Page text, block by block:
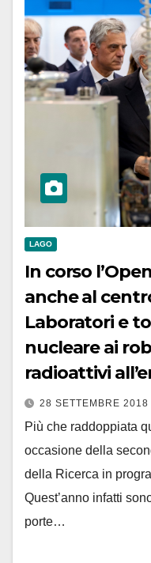
LAGO
In corso
anche al
Laboratori e
nucleare ai robot, dai rifiuti
radioattivi
28 SETTEMBRE 2018
Più che raddoppiata
occasione della
della Ricerca in
Quest’anno infatti
porte…